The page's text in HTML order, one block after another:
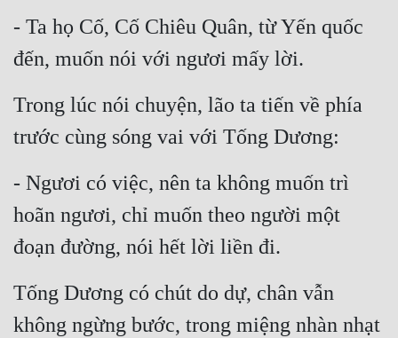
Gia Đấu
Góc Nhìn Nam
Góc Nhìn Nữ
Huyền Huyễn
Huyền Ảo
Hài Hước
- Ta họ Cố, Cố Chiêu Quân, từ Yến quốc
đến, muốn nói với ngươi mấy lời.
Trong lúc nói chuyện, lão ta tiến về phía
trước cùng sóng vai với Tống Dương:
- Ngươi có việc, nên ta không muốn trì
hoãn ngươi, chỉ muốn theo người một
đoạn đường, nói hết lời liền đi.
Tống Dương có chút do dự, chân vẫn
không ngừng bước, trong miệng nhàn nhạt